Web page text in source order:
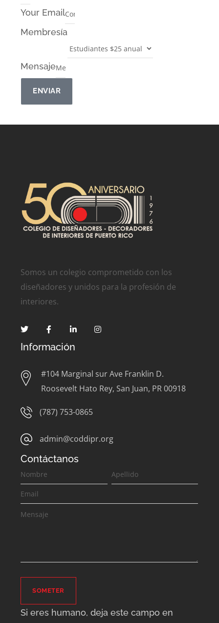
Your Email
Membresía
Mensaje
ENVIAR
Somos un colegio comprometido con los
diseñadores y unidos para la profesión de
interiores.
Información
#104 Marginal sur Ave Franklin D.
Roosevelt Hato Rey, San Juan, PR 00918
(787) 753-0865
admin@coddipr.org
Contáctanos
Contáctanos
SOMETER
Si eres humano, deja este campo en